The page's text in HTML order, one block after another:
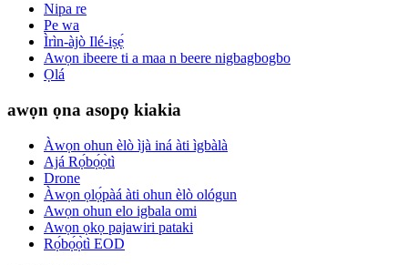
Nipa re
Pe wa
Ìrìn-àjò Ilé-iṣẹ́
Awọn ibeere ti a maa n beere nigbagbogbo
Ọlá
awọn ọna asopọ kiakia
Àwọn ohun èlò ìjà iná àti ìgbàlà
Ajá Rọ́bọ́ọ̀tì
Drone
Àwọn ọlọ́pàá àti ohun èlò ológun
Awọn ohun elo igbala omi
Awọn ọkọ pajawiri pataki
Rọ́bọ́ọ̀tì EOD